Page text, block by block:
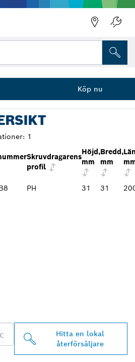
mm Professional
PH1x100
Köp nu
1
Skruvdragarens
profil
Höjd,
mm
Bredd,
mm
PH 31 31
Hitta en lokal
återförsäljare